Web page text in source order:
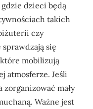
gdzie dzieci będą
takich
czy
się
mobilizują
atmosferze. Jeśli
zorganizować mały
Ważne jest